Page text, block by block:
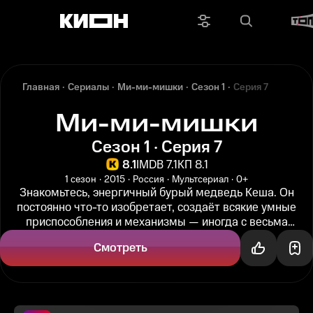
Главная Сериалы Ми-ми-мишки Сезон 1 Серия 7
Ми-ми-мишки
Сезон 1 · Серия 7
8.1IMDB 7.1КП 8.1
1 сезон 2015 Россия Мультсериал 0+
Знакомьтесь, энергичный бурый медведь Кеша. Он
постоянно что-то изобретает, создаёт всякие умные
приспособления и механизмы — иногда с весьма
катастрофическими результатами...
Смотреть